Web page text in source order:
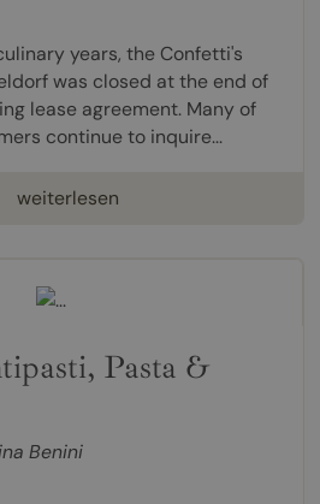
years, the Confetti's
was closed at the end of
lease agreement. Many of
continue to inquire...
weiterlesen
Pasta &
Benini